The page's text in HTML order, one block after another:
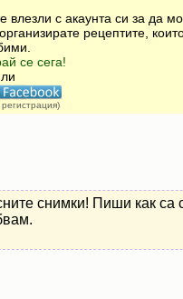
влезли с акаунта си за да
рецептите,
се сега!
снимки! Пиши как са